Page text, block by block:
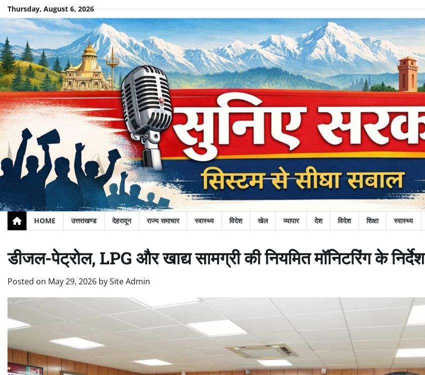
Skip
to
content
Thursday, August 6, 2026
HOME उत्तराखण्ड देहरादून राज्य समाचार स्वास्थ्य विदेश खेल व्यापार देश विदेश शिक्षा स्वास्थ्य
डीजल-पेट्रोल, LPG और खाद्य सामग्री की नियमित मॉनिटरिंग के निर्देश
Posted on May 29, 2026 bySite Admin